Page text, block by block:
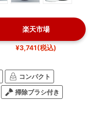
楽天市場
¥3,741(税込)
コンパクト
掃除ブラシ付き